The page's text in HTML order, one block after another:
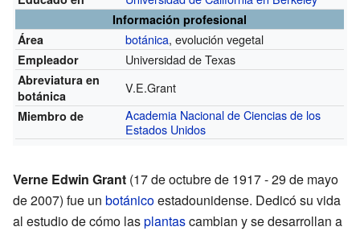
Información profesional
Área
botánica, evolución vegetal
Empleador Universidad de Texas
Abreviatura en
botánica
V.E.Grant
Miembro de
Academia Nacional de Ciencias de los
Estados Unidos
Verne Edwin Grant (17 de octubre de 1917 - 29 de mayo
de 2007) fue un botánicoestadounidense. Dedicó su vida
al estudio de cómo lasplantascambian y se desarrollan a